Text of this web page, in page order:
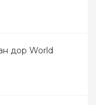
дор World